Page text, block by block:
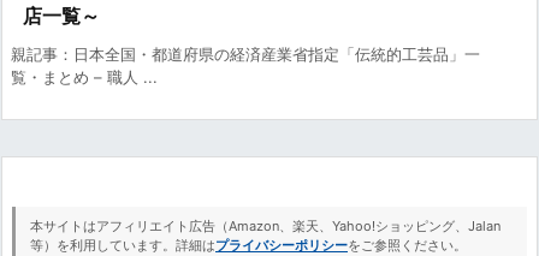
店一覧～
親記事：日本全国・都道府県の経済産業省指定「伝統的工芸品」一
覧・まとめ – 職人 ...
本サイトはアフィリエイト広告（Amazon、楽天、Yahoo!ショッピング、Jalan
等）を利用しています。詳細はプライバシーポリシーをご参照ください。